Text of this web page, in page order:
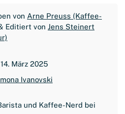
von Arne Preuss (Kaffee-
Editiert von Jens Steinert
März 2025
Ivanovski
und Kaffee-Nerd bei